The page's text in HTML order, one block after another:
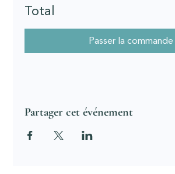
Total
Passer la commande
Partager cet événement